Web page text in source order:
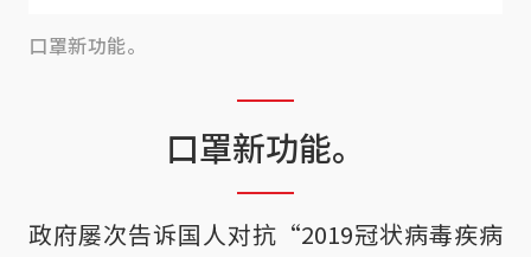
口罩新功能。
口罩新功能。
政府屡次告诉国人对抗“2019冠状病毒疾病